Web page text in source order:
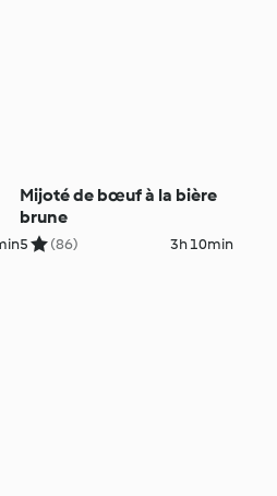
Mijoté de bœuf à la bière
brune
5 (86) 3h 10min